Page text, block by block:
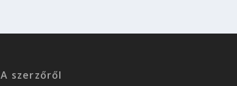
A szerzőről